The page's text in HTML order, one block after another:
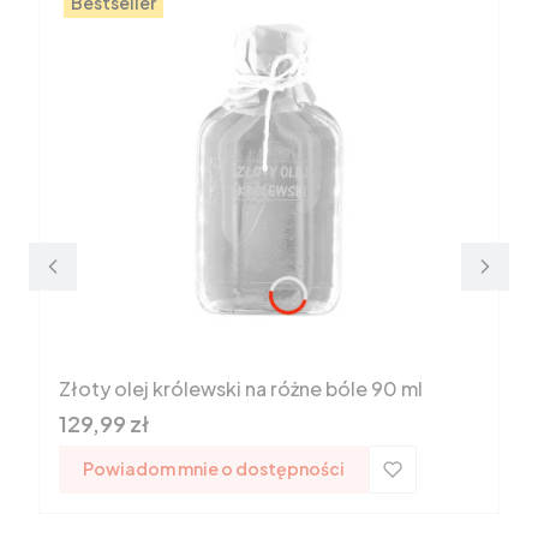
Złoty olej królewski na różne bóle 90 ml
Cena
129,99 zł
Powiadom mnie o dostępności